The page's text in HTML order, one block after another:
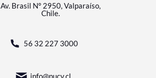
Av. Brasil N° 2950, Valparaíso,
Chile.
56 32 227 3000
info@pucv.cl